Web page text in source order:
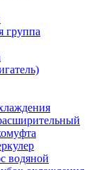
группа
водяной